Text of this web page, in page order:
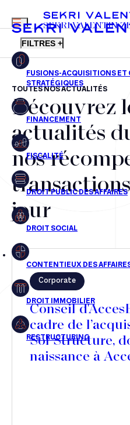
FR EN
MENU
SEKRI VALENTIN
FILTRES +
Fusions-acquisitions et
Financement
Fiscalité
Droit public des affaires
Droit social
Droit immobilier
Restructuring
Article
TOUTES NOS ACTUALITÉS
Découvrez
actualités
nos
jour
Corporate
Conseil
cadre de
Sol Structure,
naissance à